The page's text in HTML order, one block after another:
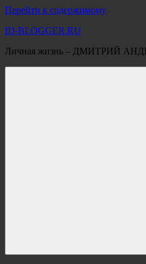
Перейти к содержимому
ID-BLOGGER.RU
Личная жизнь – ДМИТРИЙ